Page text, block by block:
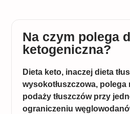
Na czym polega
ketogeniczna?
Dieta keto, inaczej dieta
wysokotłuszczowa, polega
podaży tłuszczów przy
ograniczeniu